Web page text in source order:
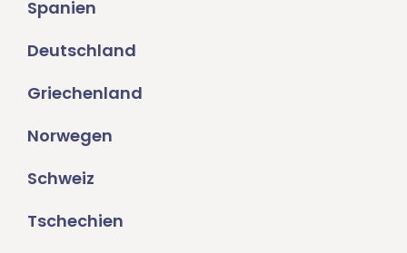
Spanien
Deutschland
Griechenland
Norwegen
Schweiz
Tschechien